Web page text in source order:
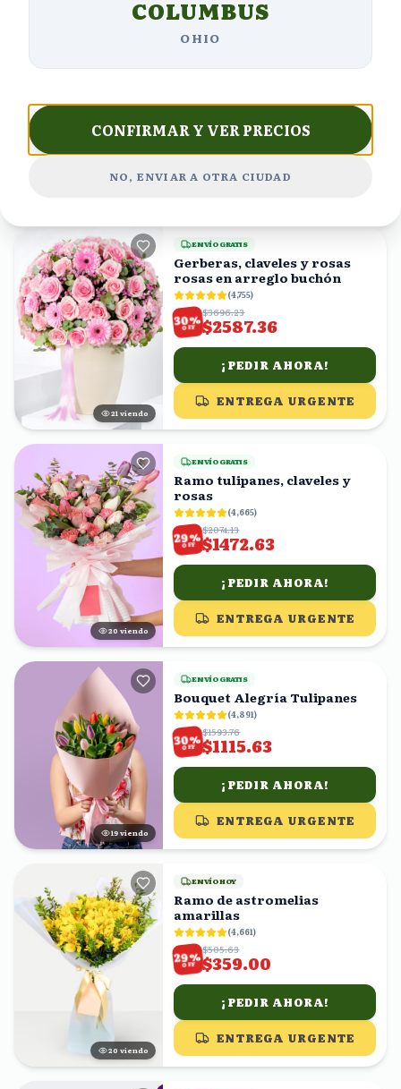
ENVÍO GRATIS
34%$1071.00
ENTREGA URGENTE
22 viendo
ENVÍO GRATIS
Gerberas, claveles y rosas
rosas en arreglo buchón
(4,755)
30%
OFF
$3696.23
$2587.36
¡PEDIR AHORA!
ENTREGA URGENTE
19viendo
ENVÍO GRATIS
Ramo tulipanes, claveles y
rosas
(4,665)
29%
OFF
$2074.13
$1472.63
¡PEDIR AHORA!
ENTREGA URGENTE
19 viendo
ENVÍO GRATIS
Bouquet Alegría Tulipanes
(4,891)
30%
OFF
$1593.76
$1115.63
¡PEDIR AHORA!
ENTREGA URGENTE
19 viendo
ENVÍO HOY
Ramo de astromelias
amarillas
(4,661)
29%
OFF
$505.63
$359.00
¡PEDIR AHORA!
ENTREGA URGENTE
COLUMBUS
OHIO
CONFIRMAR Y VER PRECIOS
NO, ENVIAR A OTRA CIUDAD